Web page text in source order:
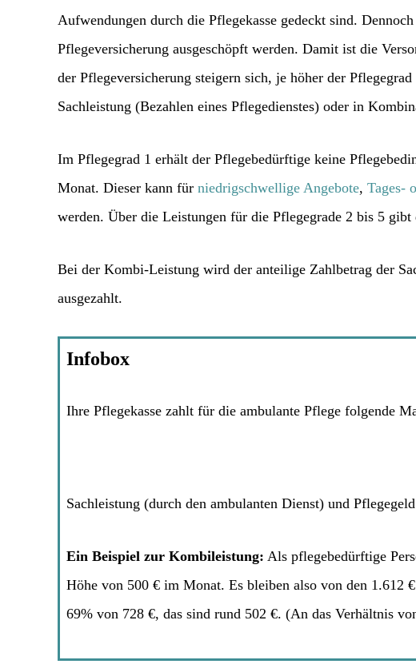
Aufwendungen durch die Pflegekasse gedeckt sind.
Pflegeversicherung ausgeschöpft werden. Damit ist die
der Pflegeversicherung steigern sich, je höher der
Sachleistung (Bezahlen eines Pflegedienstes) oder in
Im Pflegegrad 1 erhält der Pflegebedürftige keine
Monat. Dieser kann für niedrigschwellige Angebote, Tages-
werden. Über die Leistungen für die Pflegegrade 2 bis 5
Bei der Kombi-Leistung wird der anteilige Zahlbetrag der
ausgezahlt.
Infobox
Ihre Pflegekasse zahlt für die ambulante Pflege folgende
Sachleistung (durch den ambulanten Dienst) und
Ein Beispiel zur Kombileistung: Als pflegebedürftige
Höhe von 500 € im Monat. Es bleiben also von den 1.612
69% von 728 €, das sind rund 502 €. (An das Verhältnis
Jetzt